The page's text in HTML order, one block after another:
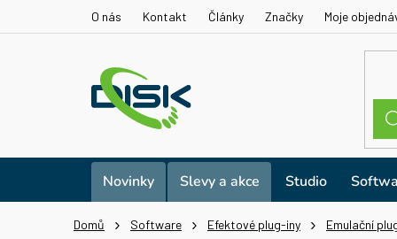
O nás Kontakt Články Značky Moje
Novinky Slevy a akce Studio
Domů Software Efektové plug-iny Emulační